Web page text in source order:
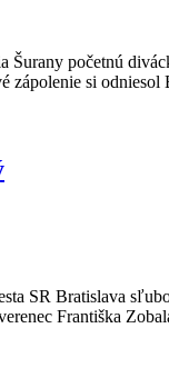
Šurany početnú
si odniesol
SR Bratislava
Františka